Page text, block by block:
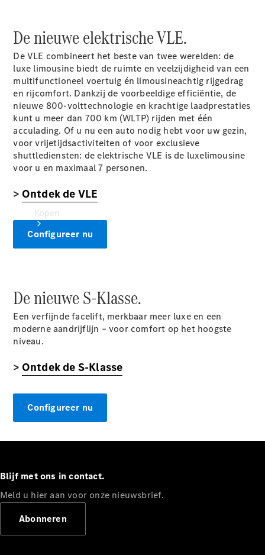
Direct
beschikbare
nieuwe
auto’s
Onze acties
Corporate &
Diplomatic
Certified
Configurator
Prijslijsten &
brochures
De nieuwe elektrische VLE.
De VLE combineert het beste van twee werelden: de
luxe limousine biedt de ruimte en veelzijdigheid van een
multifunctioneel voertuig én limousineachtig rijgedrag
en rijcomfort. Dankzij de voorbeeldige efficiëntie, de
nieuwe 800-volttechnologie en krachtige laadprestaties
kunt u meer dan 700 km (WLTP) rijden met één
acculading. Of u nu een auto nodig hebt voor uw gezin,
voor vrijetijdsactiviteiten of voor exclusieve
shuttlediensten: de elektrische VLE is de luxelimousine
voor u en maximaal 7 personen.
> Ontdek de VLE
Configureer nu
De nieuwe S-Klasse.
Een verfijnde facelift, merkbaar meer luxe en een
moderne aandrijflijn – voor comfort op het hoogste
niveau.
> Ontdek de S-Klasse
Configureer nu
Blijf met ons in contact.
Meld u hier aan voor onze nieuwsbrief.
Abonneren